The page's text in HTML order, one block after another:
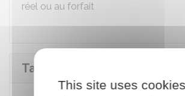
réel ou au forfait
Tarifs
This site uses